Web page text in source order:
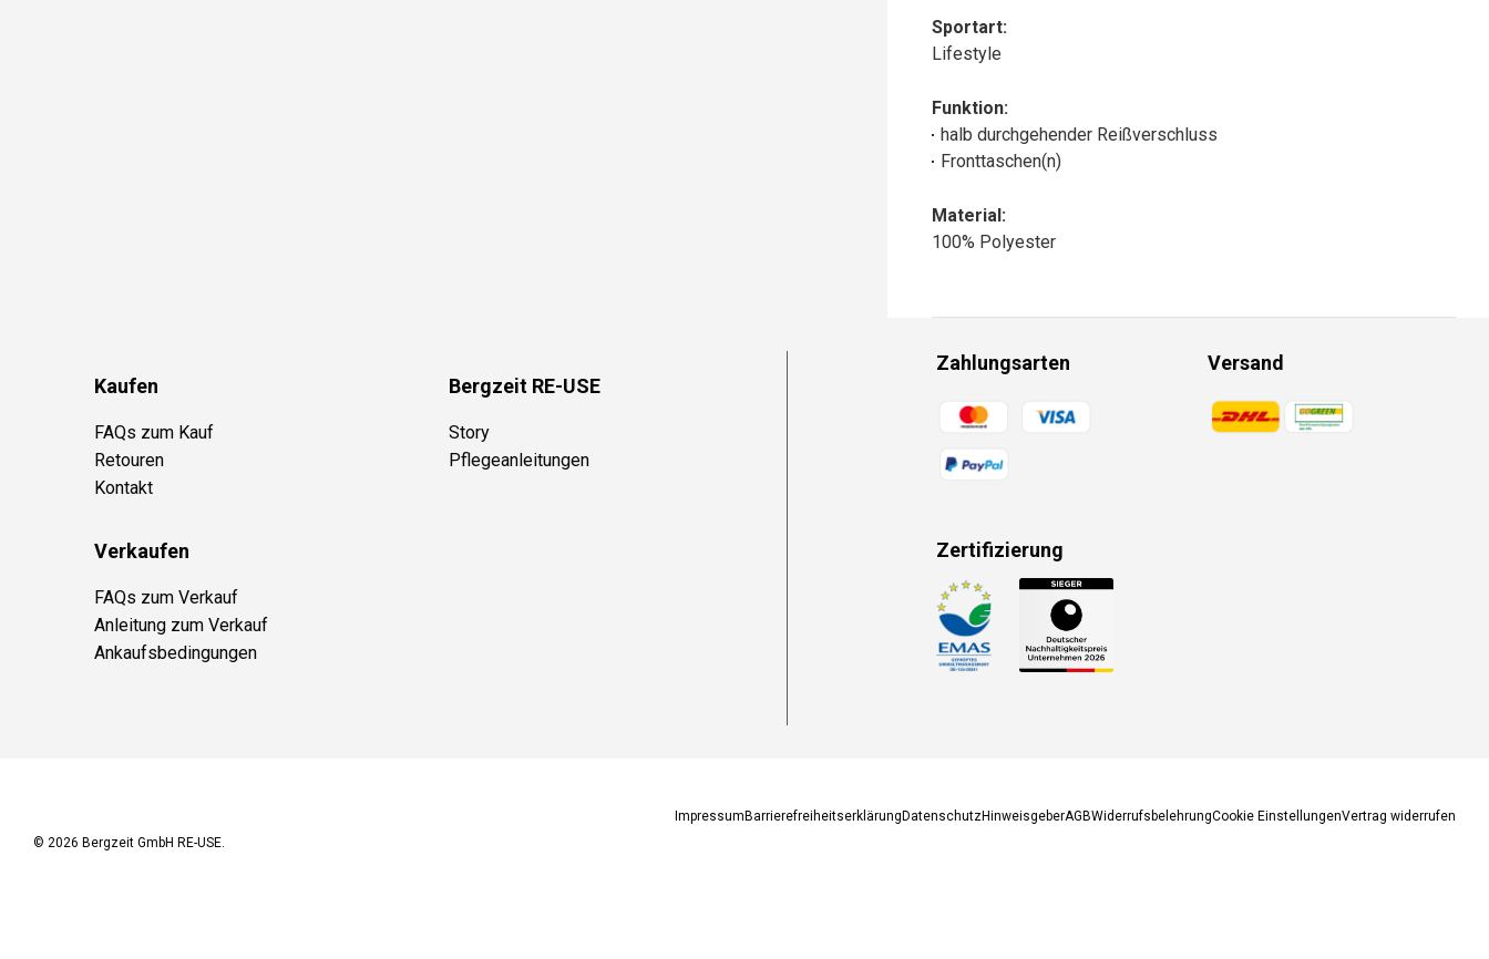
Sportart:
Lifestyle
Funktion:
halb durchgehender Reißverschluss
Fronttaschen(n)
Material:
100% Polyester
Kaufen
FAQs zum Kauf
Retouren
Kontakt
Bergzeit RE-USE
Story
Pflegeanleitungen
Verkaufen
FAQs zum Verkauf
Anleitung zum Verkauf
Ankaufsbedingungen
Zahlungsarten
Zahlungsmethoden
Versand
Zahlungsmethoden
Zertifizierung
Zahlungsmethoden
Impressum Barrierefreiheitserklärung DatenschutzHinweisgeberAGBWiderrufsbelehrungCookie EinstellungenVertrag widerrufen
© 2026 Bergzeit GmbH RE-USE.